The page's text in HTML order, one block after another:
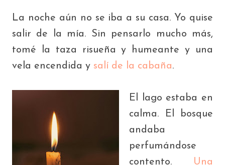
La noche aún no se iba a su casa. Yo quise
salir de la mía. Sin pensarlo mucho más,
tomé la taza risueña y humeante y una
vela encendida y salí de la cabaña.
El lago estaba en
calma. El bosque
andaba
perfumándose
contento. Una